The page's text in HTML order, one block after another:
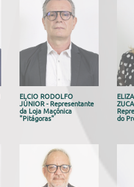
ELCIO RODOLFO
JÚNIOR - Representante
da Loja Maçônica
"Pitágoras"
do